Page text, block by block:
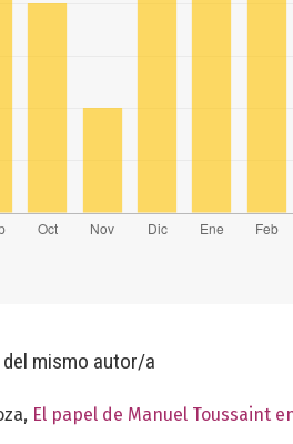
mismo autor/a
El papel de Manuel Toussaint